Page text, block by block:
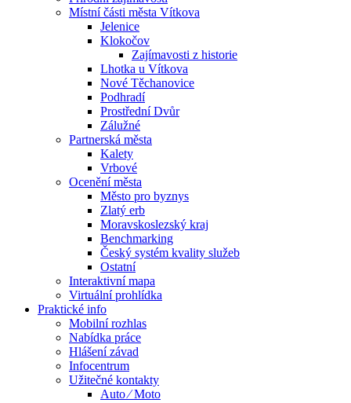
Místní části města Vítkova
Jelenice
Klokočov
Zajímavosti z historie
Lhotka u Vítkova
Nové Těchanovice
Podhradí
Prostřední Dvůr
Zálužné
Partnerská města
Kalety
Vrbové
Ocenění města
Město pro byznys
Zlatý erb
Moravskoslezský kraj
Benchmarking
Český systém kvality služeb
Ostatní
Interaktivní mapa
Virtuální prohlídka
Praktické info
Mobilní rozhlas
Nabídka práce
Hlášení závad
Infocentrum
Užitečné kontakty
Auto ⁄ Moto